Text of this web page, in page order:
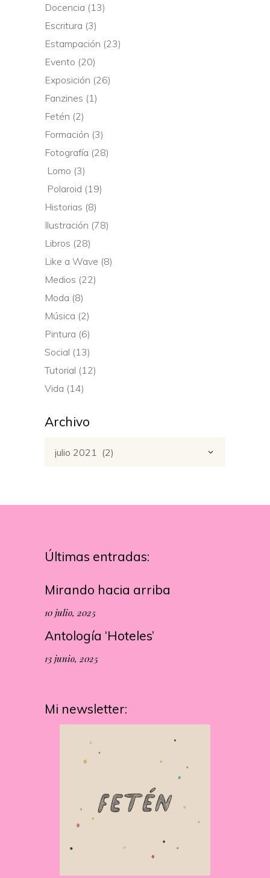
Docencia (13)
Escritura (3)
Estampación (23)
Evento (20)
Exposición (26)
Fanzines (1)
Fetén (2)
Formación (3)
Fotografía (28)
Lomo (3)
Polaroid (19)
Historias (8)
Ilustración (78)
Libros (28)
Like a Wave (8)
Medios (22)
Moda (8)
Música (2)
Pintura (6)
Social (13)
Tutorial (12)
Vida (14)
Archivo
julio 2021 (2)
Últimas entradas:
Mirando hacia arriba
10 julio, 2025
Antología ‘Hoteles’
13 junio, 2025
Mi newsletter: